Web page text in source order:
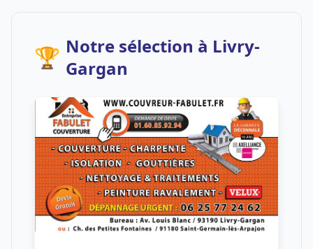
🏆 Notre sélection à Livry-
Gargan